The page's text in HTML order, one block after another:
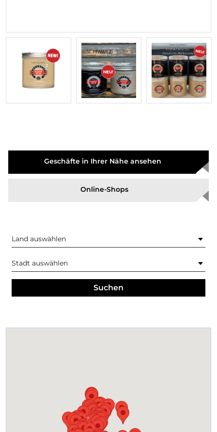
Geschäfte in Ihrer Nähe ansehen
Online-Shops
Suchen